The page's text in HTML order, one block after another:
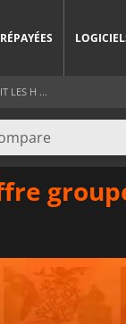
LES H ...